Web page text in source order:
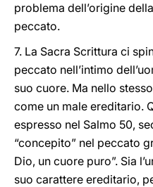
problema dell’origine
peccato.
7. La Sacra Scrittura ci
peccato nell’intimo
suo cuore. Ma nello
come un male ereditario.
espresso nel Salmo 50,
“concepito” nel peccato
Dio, un cuore puro”. Sia
suo carattere ereditario,